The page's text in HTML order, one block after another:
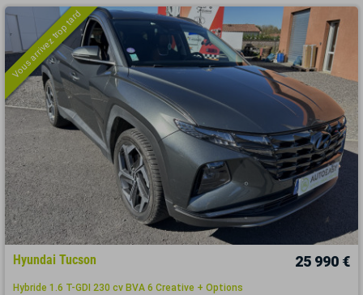
Vous arrivez trop tard
Hyundai Tucson 25 990 €
Hybride 1.6 T-GDI 230 cv BVA 6 Creative + Options